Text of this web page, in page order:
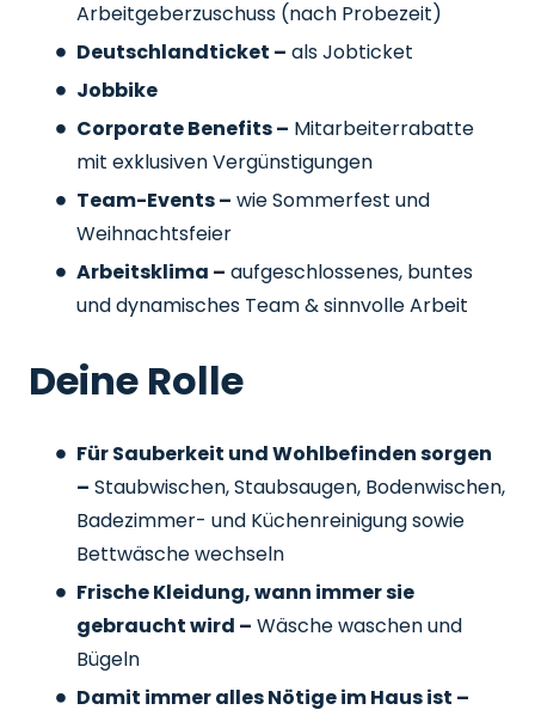
Arbeitgeberzuschuss (nach Probezeit)
Deutschlandticket – als Jobticket
Jobbike
Corporate Benefits – Mitarbeiterrabatte
mit exklusiven Vergünstigungen
Team-Events – wie Sommerfest und
Weihnachtsfeier
Arbeitsklima – aufgeschlossenes, buntes
und dynamisches Team & sinnvolle Arbeit
Deine Rolle
Für Sauberkeit und Wohlbefinden sorgen
– Staubwischen, Staubsaugen, Bodenwischen,
Badezimmer- und Küchenreinigung sowie
Bettwäsche wechseln
Frische Kleidung, wann immer sie
gebraucht wird – Wäsche waschen und
Bügeln
Damit immer alles Nötige im Haus ist –